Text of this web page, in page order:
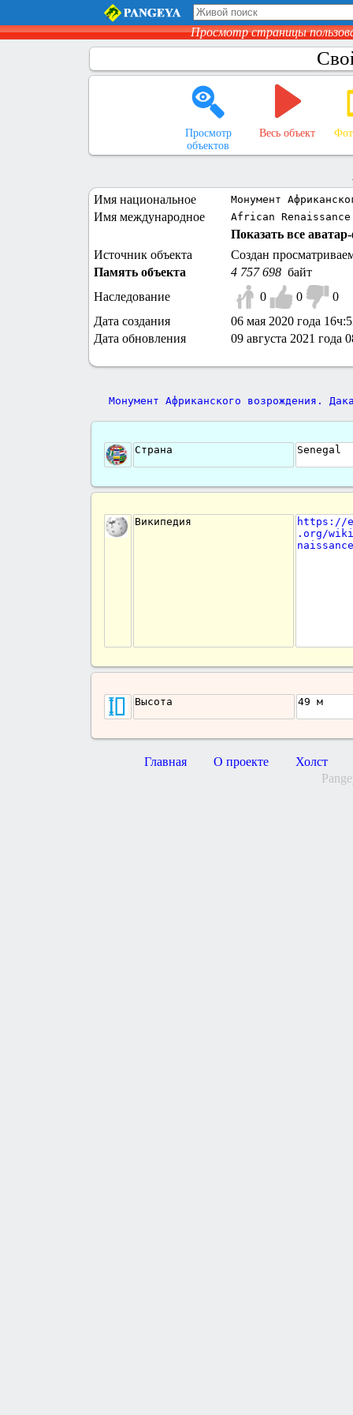
Просмотр страницы
Просмотр
объектов
Весь объект
Имя национальное
Монумент
Имя международное African
Показать все
Источник объекта
Создан
Память объекта
4 757 698 байт
Наследование
0 0
0
Дата создания
06 мая 2020 года
Дата обновления
09 августа 2021 года
Страна Senegal
Википедия
https://
.org/
Высота 49 м
Главная О проекте
Холст